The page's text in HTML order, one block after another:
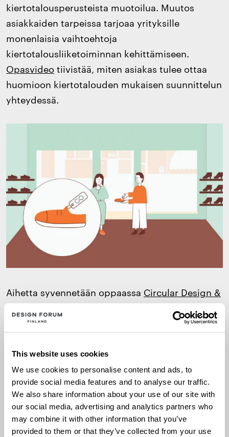
This website uses cookies
We use cookies to personalise content and ads, to
provide social media features and to analyse our traffic.
We also share information about your use of our site with
our social media, advertising and analytics partners who
may combine it with other information that you’ve
provided to them or that they’ve collected from your use
kiertotalousperusteista muotoilua. Muutos
asiakkaiden tarpeissa tarjoaa yrityksille
monenlaisia vaihtoehtoja
kiertotalousliiketoiminnan kehittämiseen.
Opasvideo tiivistää, miten asiakas tulee ottaa
huomioon kiertotalouden mukaisen suunnittelun
yhteydessä.
Aihetta syvennetään oppaassa Circular Design &
asiakas. Kiertotalouden tarkastelu asiakkaan
näkökulmasta on haastavaa tai unohtuu
asiakaskeskeisyyteen, kiertotalouden kohdalla
keskitytään helposti tuotantoon ja prosesseihin.
On tärkeää pohtia kuinka kiertotalous vaikuttaa
organisaation asiakkaisiin. Millä tavoin asiakas
suhtautuu muutokseen ja mitä kiertotalouden
ratkaisut voisivat tarkoittaa hänen arjessaan?